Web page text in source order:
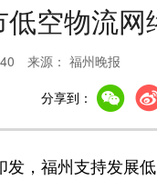
空物流网
来源： 福州晚报
分享到：
，福州支持发展低